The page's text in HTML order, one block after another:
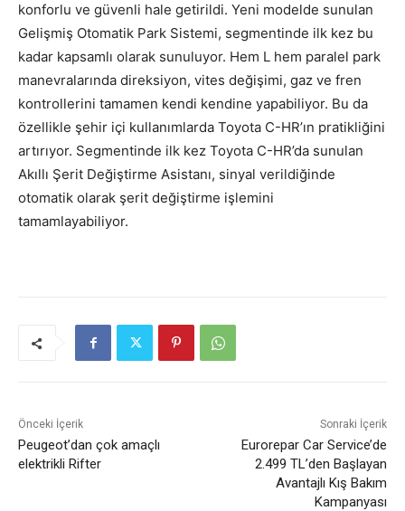
konforlu ve güvenli hale getirildi. Yeni modelde sunulan
Gelişmiş Otomatik Park Sistemi, segmentinde ilk kez bu
kadar kapsamlı olarak sunuluyor. Hem L hem paralel park
manevralarında direksiyon, vites değişimi, gaz ve fren
kontrollerini tamamen kendi kendine yapabiliyor. Bu da
özellikle şehir içi kullanımlarda Toyota C-HR’ın pratikliğini
artırıyor. Segmentinde ilk kez Toyota C-HR’da sunulan
Akıllı Şerit Değiştirme Asistanı, sinyal verildiğinde
otomatik olarak şerit değiştirme işlemini
tamamlayabiliyor.
Önceki İçerik
Peugeot’dan çok amaçlı
elektrikli Rifter
Sonraki İçerik
Eurorepar Car Service’de
2.499 TL’den Başlayan
Avantajlı Kış Bakım
Kampanyası